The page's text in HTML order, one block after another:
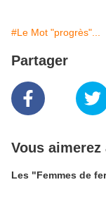
#Le Mot "progrès"...
Partager
Vous aimerez
Les "Femmes de